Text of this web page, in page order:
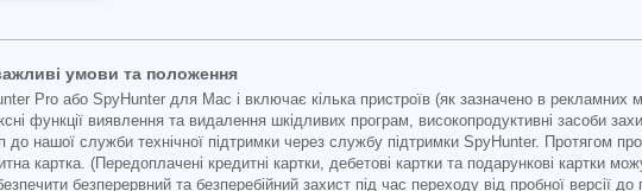
умови та положення
Pro або SpyHunter для Mac і включає кілька пристроїв (як зазначено в рекламних
функції виявлення та видалення шкідливих програм, високопродуктивні засоби
до нашої служби технічної підтримки через службу підтримки SpyHunter. Протягом
картка. (Передоплачені кредитні картки, дебетові картки та подарункові картки
безперервний та безперебійний захист під час переходу від пробної версії